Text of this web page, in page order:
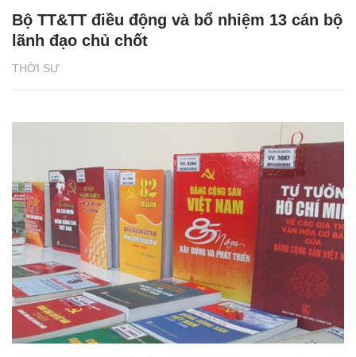
THỜI SỰ
Bộ TT&TT điều động và bổ nhiệm 13 cán bộ
lãnh đạo chủ chốt